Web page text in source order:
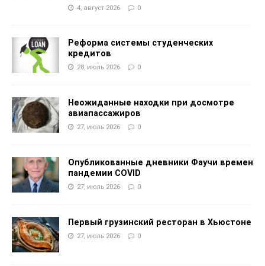
4, август 2026 0
Реформа системы студенческих
кредитов
28, июль 2026 0
Неожиданные находки при досмотре
авиапассажиров
27, июль 2026 0
Опубликованные дневники Фаучи времен
пандемии COVID
27, июль 2026 0
Первый грузинский ресторан в Хьюстоне
27, июль 2026 0